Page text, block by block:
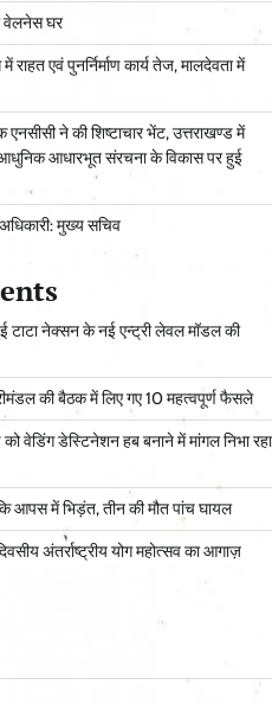
वेलनेस घर
राहत एवं पुनर्निर्माण कार्य तेज, मालदेवता में
ने की शिष्टाचार भेंट, उत्तराखण्ड में
आधुनिक आधारभूत संरचना के विकास पर हुई
मुख्य सचिव
टाटा नेक्सन के नई एन्ट्री लेवल मॉडल की
की बैठक में लिए गए 10 महत्वपूर्ण फैसले
वेडिंग डेस्टिनेशन हब बनाने में मांगल निभा रहा
आपस में भिड़ंत, तीन की मौत पांच घायल
अंतर्राष्ट्रीय योग महोत्सव का आगाज़